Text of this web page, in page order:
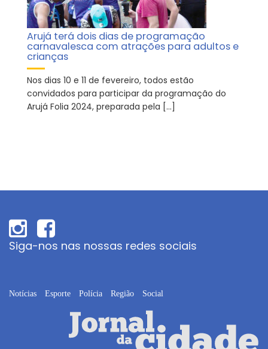
Arujá terá dois dias de programação
carnavalesca com atrações para adultos e
crianças
Nos dias 10 e 11 de fevereiro, todos estão
convidados para participar da programação do
Arujá Folia 2024, preparada pela […]
Siga-nos nas nossas redes sociais
Notícias Esporte Polícia Região Social